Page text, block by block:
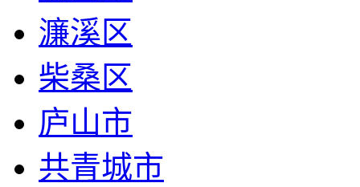
濂溪区
柴桑区
庐山市
共青城市